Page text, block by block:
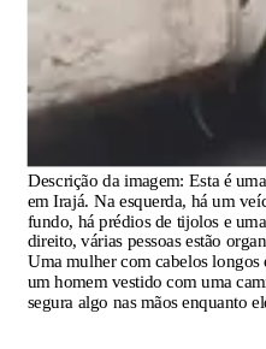
Descrição da imagem: Esta é
em Irajá. Na esquerda, há um
fundo, há prédios de tijolos e
direito, várias pessoas estão
Uma mulher com cabelos longos
um homem vestido com uma
segura algo nas mãos enquanto